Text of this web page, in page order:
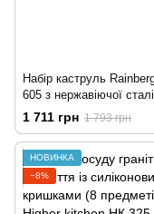
Набір каструль
605 з нержавіючої
всіх типів плит (8
1 711 грн 1 793 грн
НОВИНКА
−8%